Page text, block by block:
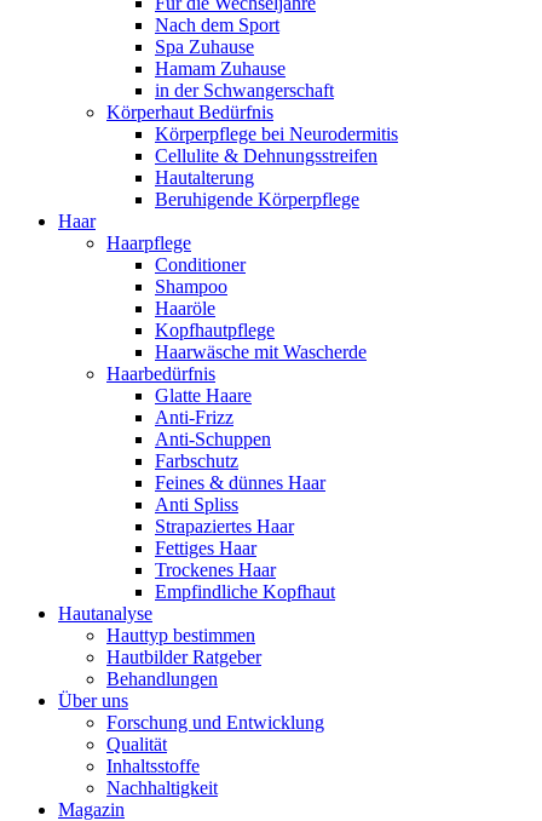
Nach dem Sport
Spa Zuhause
Hamam Zuhause
in der Schwangerschaft
Körperhaut Bedürfnis
Körperpflege bei Neurodermitis
Cellulite & Dehnungsstreifen
Hautalterung
Beruhigende Körperpflege
Haar
Haarpflege
Conditioner
Shampoo
Haaröle
Kopfhautpflege
Haarwäsche mit Wascherde
Haarbedürfnis
Glatte Haare
Anti-Frizz
Anti-Schuppen
Farbschutz
Feines & dünnes Haar
Anti Spliss
Strapaziertes Haar
Fettiges Haar
Trockenes Haar
Empfindliche Kopfhaut
Hautanalyse
Hauttyp bestimmen
Hautbilder Ratgeber
Behandlungen
Über uns
Forschung und Entwicklung
Qualität
Inhaltsstoffe
Nachhaltigkeit
Magazin